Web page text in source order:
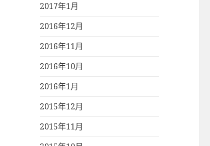
2017年1月
2016年12月
2016年11月
2016年10月
2016年1月
2015年12月
2015年11月